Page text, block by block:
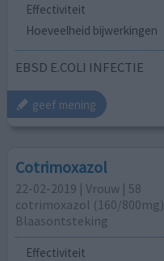
Effectiviteit
Hoeveelheid bijwerkingen
EBSD E.COLI INFECTIE
geef mening
Cotrimoxazol
22-02-2019 | Vrouw | 58
cotrimoxazol (160/800mg)
Blaasontsteking
Effectiviteit